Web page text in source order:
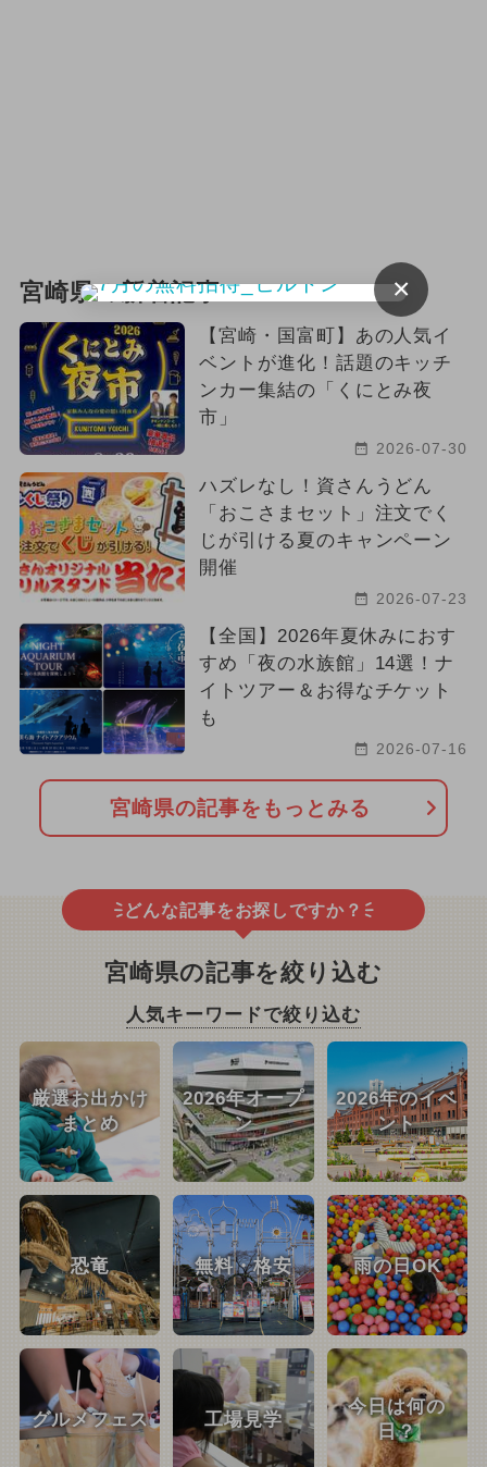
宮崎県の新着記事
【宮崎・国富町】あの人気イ
ベントが進化！話題のキッチ
ンカー集結の「くにとみ夜
市」
2026-07-30
ハズレなし！資さんうどん
「おこさまセット」注文でく
じが引ける夏のキャンペーン
開催
2026-07-23
【全国】2026年夏休みにおす
すめ「夜の水族館」14選！ナ
イトツアー＆お得なチケット
も
2026-07-16
宮崎県の記事をもっとみる
どんな記事をお探しですか？
宮崎県の記事を絞り込む
人気キーワードで絞り込む
厳選お出かけ
まとめ
2026年オープ
ン
2026年のイベ
ント
恐竜 無料・格安 雨の日OK
グルメフェス 工場見学
今日は何の
日？
×